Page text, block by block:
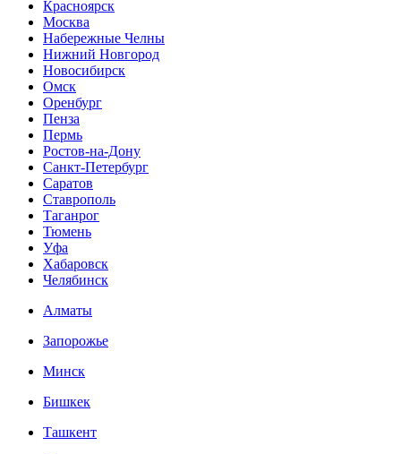
Красноярск
Москва
Набережные Челны
Нижний Новгород
Новосибирск
Омск
Оренбург
Пенза
Пермь
Ростов-на-Дону
Санкт-Петербург
Саратов
Ставрополь
Таганрог
Тюмень
Уфа
Хабаровск
Челябинск
Алматы
Запорожье
Минск
Бишкек
Ташкент